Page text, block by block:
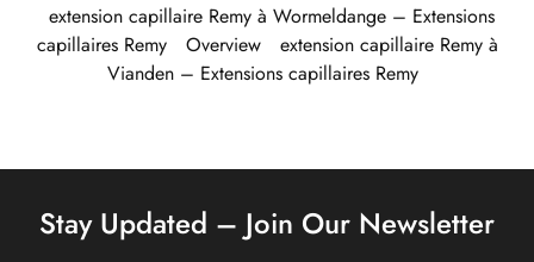
extension capillaire Remy à Wormeldange – Extensions
capillaires Remy
Overview
extension capillaire Remy à
Vianden – Extensions capillaires Remy
Stay Updated – Join Our Newsletter